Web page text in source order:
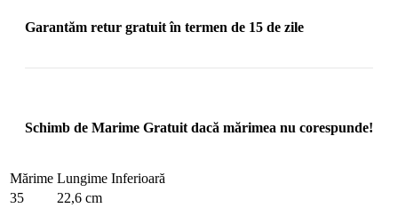
Garantăm retur gratuit în termen de 15 de zile
Schimb de Marime Gratuit dacă mărimea nu corespunde!
Mărime Lungime Inferioară
35
22,6 cm